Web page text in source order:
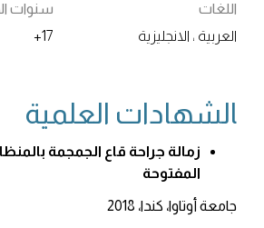
اللغات
العربية ، الانجليزية
سنوات
17+
‍الشهادات العلمية
زمالة جراحة قاع الجمجمة
المفتوحة
جامعة أوتاوا، كندا، 2018